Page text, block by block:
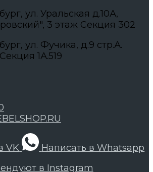
ул. Уральская д.10А,
3 этаж Секция 302
ул. Фучика, д.9 стр.А.
1А.519
VK
Написать в Whatsapp
в Instagram